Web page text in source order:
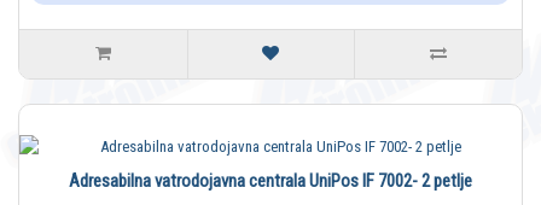
Adresabilna vatrodojavna centrala UniPos IF 7002- 2 petlje